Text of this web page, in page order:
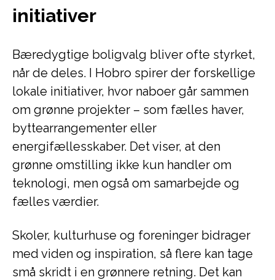
initiativer
Bæredygtige boligvalg bliver ofte styrket,
når de deles. I Hobro spirer der forskellige
lokale initiativer, hvor naboer går sammen
om grønne projekter – som fælles haver,
byttearrangementer eller
energifællesskaber. Det viser, at den
grønne omstilling ikke kun handler om
teknologi, men også om samarbejde og
fælles værdier.
Skoler, kulturhuse og foreninger bidrager
med viden og inspiration, så flere kan tage
små skridt i en grønnere retning. Det kan